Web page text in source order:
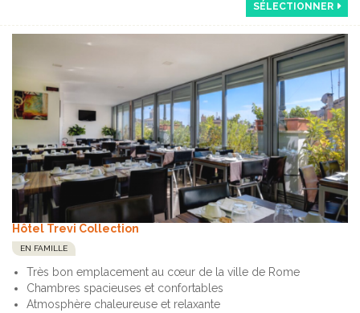
SÉLECTIONNER
Hôtel Trevi Collection
EN FAMILLE
Très bon emplacement au cœur de la ville de Rome
Chambres spacieuses et confortables
Atmosphère chaleureuse et relaxante